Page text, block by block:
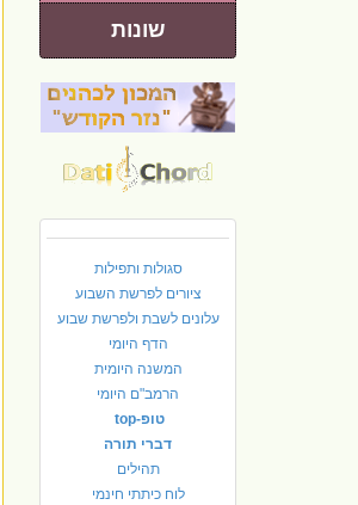
שונות
סגולות ותפילות
ציורים לפרשת השבוע
עלונים לשבת ולפרשת שבוע
הדף היומי
המשנה היומית
הרמב"ם היומי
טופ-top
דברי תורה
תהילים
לוח כיתתי חינמי